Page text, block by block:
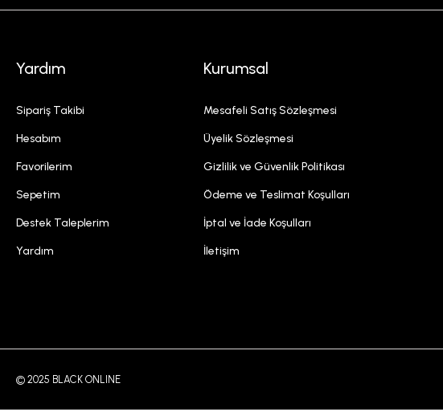
Yardım
Sipariş Takibi
Hesabım
Favorilerim
Sepetim
Destek Taleplerim
Yardım
Kurumsal
Mesafeli Satış Sözleşmesi
Üyelik Sözleşmesi
Gizlilik ve Güvenlik Politikası
Ödeme ve Teslimat Koşulları
İptal ve İade Koşulları
İletişim
© 2025 BLACK ONLINE